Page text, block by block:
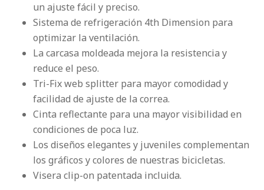
un ajuste fácil y preciso.
Sistema de refrigeración 4th Dimension para
optimizar la ventilación.
La carcasa moldeada mejora la resistencia y
reduce el peso.
Tri-Fix web splitter para mayor comodidad y
facilidad de ajuste de la correa.
Cinta reflectante para una mayor visibilidad en
condiciones de poca luz.
Los diseños elegantes y juveniles complementan
los gráficos y colores de nuestras bicicletas.
Visera clip-on patentada incluida.